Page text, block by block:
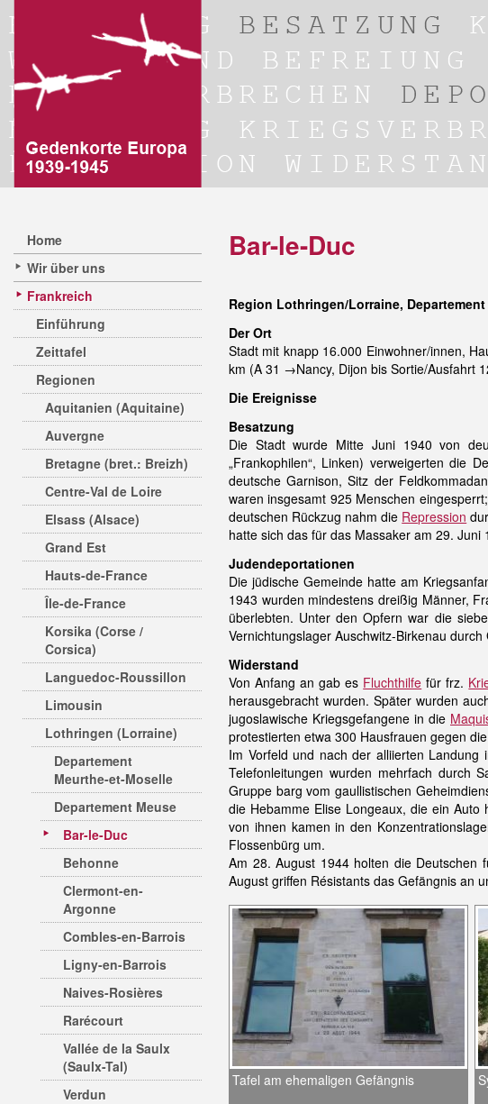
Home
Wir über uns
Frankreich
Einführung
Zeittafel
Regionen
Aquitanien (Aquitaine)
Auvergne
Bretagne (bret.: Breizh)
Centre-Val de Loire
Elsass (Alsace)
Grand Est
Hauts-de-France
Île-de-France
Korsika (Corse /
Corsica)
Languedoc-Roussillon
Limousin
Lothringen (Lorraine)
Departement
Meurthe-et-Moselle
Departement Meuse
Bar-le-Duc
Behonne
Clermont-en-
Argonne
Combles-en-Barrois
Ligny-en-Barrois
Naives-Rosières
Rarécourt
Vallée de la Saulx
(Saulx-Tal)
Verdun
Bar-le-Duc
Region Lothringen/Lorraine,
Der Ort
Stadt mit knapp 16.000 Einwohner/innen,
km (A 31 →Nancy, Dijon bis Sortie/Ausfahrt
Die Ereignisse
Besatzung
Die Stadt wurde Mitte Juni 1940 von
„Frankophilen“, Linken) verweigerten die
deutsche Garnison, Sitz der
waren insgesamt 925 Menschen
deutschen Rückzug nahm die Repression
hatte sich das für das Massaker am 29. Juni
Judendeportationen
Die jüdische Gemeinde hatte am
1943 wurden mindestens dreißig Männer,
überlebten. Unter den Opfern war die
Vernichtungslager Auschwitz-Birkenau
Widerstand
Von Anfang an gab es Fluchthilfe für frz.
herausgebracht wurden. Später wurden
jugoslawische Kriegsgefangene in die
protestierten etwa 300 Hausfrauen gegen
Im Vorfeld und nach der alliierten Landung
Telefonleitungen wurden mehrfach durch
Gruppe barg vom gaullistischen
die Hebamme Elise Longeaux, die ein
von ihnen kamen in den
Flossenbürg um.
Am 28. August 1944 holten die Deutschen
August griffen Résistants das Gefängnis an
Tafel am ehemaligen Gefängnis